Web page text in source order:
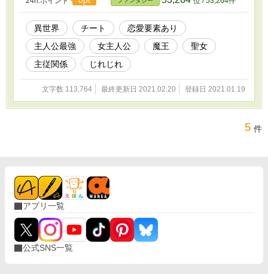
魔王を守るために異世界から駆けつけたはずの元悪魔な美形部下が
泥沼にはまって悶え苦しんだり。 最恐魔王の、ジレきゅん主従ラ
ブ！ ※小説家になろう様でも連載しています。
異世界 チート
恋愛要素あり
主人公最強
女主人公 魔王
聖女
主従関係
じれじれ
文字数 113,764 最終更新日 2021.02.20 登録日 2021.01.19
5 件
アプリ一覧
公式SNS一覧